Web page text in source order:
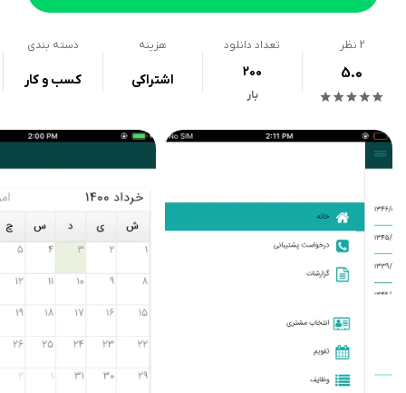
2 نظر
5.0
تعداد دانلود
200
بار
هزینه
اشتراکی
دسته بندی
کسب و کار